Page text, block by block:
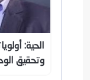
الحية:
وتحقيق